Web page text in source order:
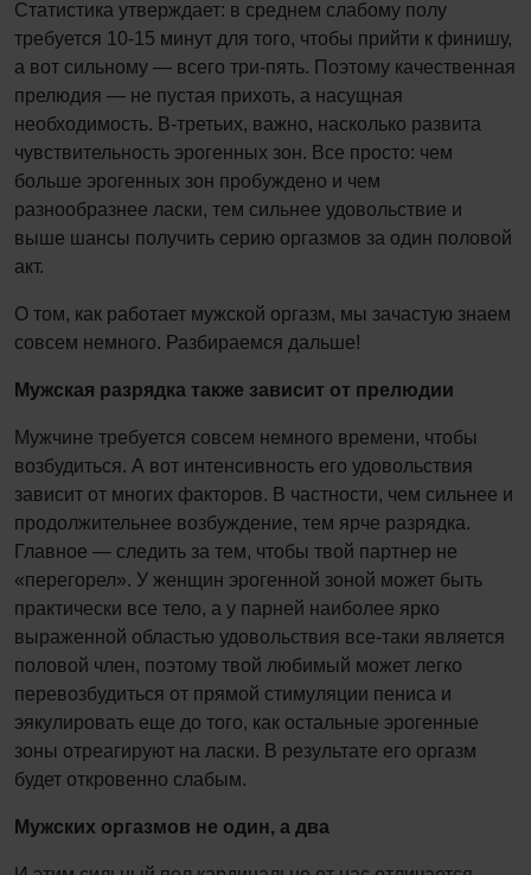
Статистика утверждает: в среднем слабому полу
требуется 10-15 минут для того, чтобы прийти к финишу,
а вот сильному — всего три-пять. Поэтому качественная
прелюдия — не пустая прихоть, а насущная
необходимость. В-третьих, важно, насколько развита
чувствительность эрогенных зон. Все просто: чем
больше эрогенных зон пробуждено и чем
разнообразнее ласки, тем сильнее удовольствие и
выше шансы получить серию оргазмов за один половой
акт.
О том, как работает мужской оргазм, мы зачастую знаем
совсем немного. Разбираемся дальше!
Мужская разрядка также зависит от прелюдии
Мужчине требуется совсем немного времени, чтобы
возбудиться. А вот интенсивность его удовольствия
зависит от многих факторов. В частности, чем сильнее и
продолжительнее возбуждение, тем ярче разрядка.
Главное — следить за тем, чтобы твой партнер не
«перегорел». У женщин эрогенной зоной может быть
практически все тело, а у парней наиболее ярко
выраженной областью удовольствия все-таки является
половой член, поэтому твой любимый может легко
перевозбудиться от прямой стимуляции пениса и
эякулировать еще до того, как остальные эрогенные
зоны отреагируют на ласки. В результате его оргазм
будет откровенно слабым.
Мужских оргазмов не один, а два